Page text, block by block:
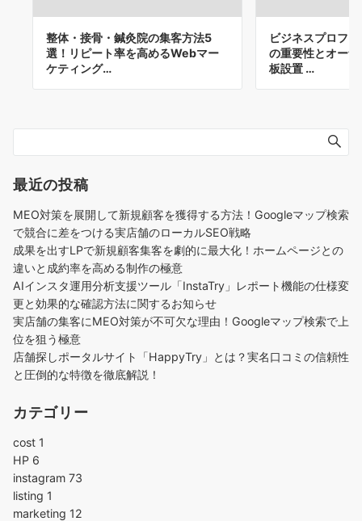
整体・接骨・鍼灸院の集客方法5
選！リピート率を高めるWebマー
ケティング…
ビジネスプロフ
の重要性とオー
板設置 …
最近の投稿
MEO対策を展開して新規顧客を獲得する方法！Googleマップ検索
で競合に差をつける実店舗のローカルSEO戦略
成果を出すLPで新規顧客集客を劇的に最大化！ホームページとの
違いと成約率を高める制作の極意
AIインスタ運用分析支援ツール「InstaTry」レポート機能の仕様変
更と効果的な確認方法に関するお知らせ
実店舗の集客にMEO対策が不可欠な理由！Googleマップ検索で上
位を狙う極意
店舗探しポータルサイト「HappyTry」とは？実名口コミの信頼性
と圧倒的な特徴を徹底解説！
カテゴリー
cost 1
HP 6
instagram 73
listing 1
marketing 12